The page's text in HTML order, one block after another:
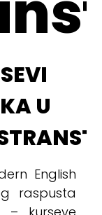
U
English
raspusta